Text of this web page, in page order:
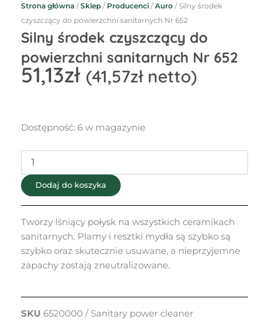
Strona główna /Sklep / Producenci /Auro / Silny środek
czyszczący do powierzchni sanitarnych Nr 652
Silny środek czyszczący do
powierzchni sanitarnych Nr 652
51,13zł (41,57złnetto)
Dostępność: 6 w magazynie
ilość
środek
czyszczący
do
powierzchni
sanitarnych
652
Dodaj do koszyka
Tworzy lśniący połysk na wszystkich ceramikach
sanitarnych. Plamy i resztki mydła są szybko są
szybko oraz skutecznie usuwane, a nieprzyjemne
zapachy zostają zneutralizowane.
SKU 6520000 / Sanitary power cleaner